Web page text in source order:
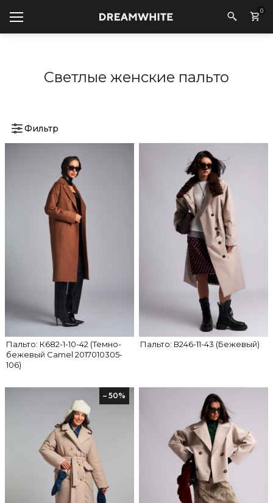
0
Светлые женские пальто
Фильтр
Пальто: К682-1-10-42 (Темно-
бежевый Camel 2017010305-
106)
Пальто: В246-11-43 (Бежевый)
– 50%